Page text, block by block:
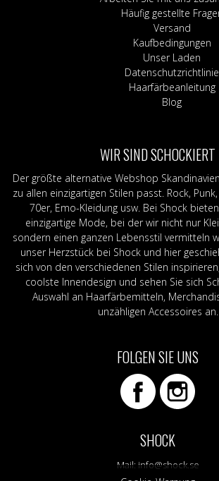
Häufig gestellte
Versand
Kaufbedingungen
Unser Laden
Datenschutzrichtlinie
Haarfärbeanleitung
Blog
WIR SIND SCHOCKIERT
Der größte alternative Webshop
zu allen einzigartigen Stilen passt. Rock,
70er, Emo-Kleidung usw. Bei Shock
einzigartige Mode, bei der wir nicht nur
sondern einen ganzen Lebensstil vermitteln
unser Herzstück bei Shock und hier
sich von den verschiedenen Stilen
coolste Innendesign und sehen Sie sich
Auswahl an Haarfärbemitteln,
unzähligen Accessoires an.
FOLGEN SIE UNS
SHOCK
Mail: info@shock.se